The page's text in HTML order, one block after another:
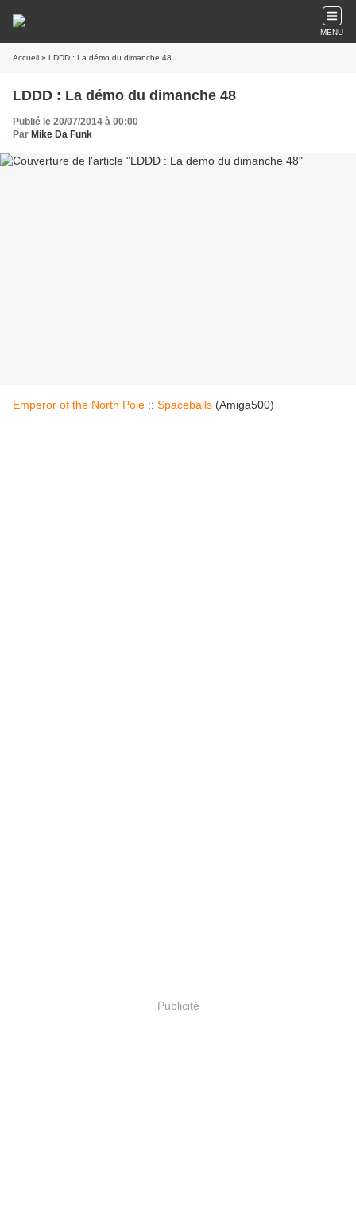
MENU
Accueil » LDDD : La démo du dimanche 48
LDDD : La démo du dimanche 48
Publié le 20/07/2014 à 00:00
Par Mike Da Funk
Emperor of the North Pole :: Spaceballs (Amiga500)
Publicité